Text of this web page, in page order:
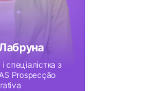
спеціалістка з
Prospecção